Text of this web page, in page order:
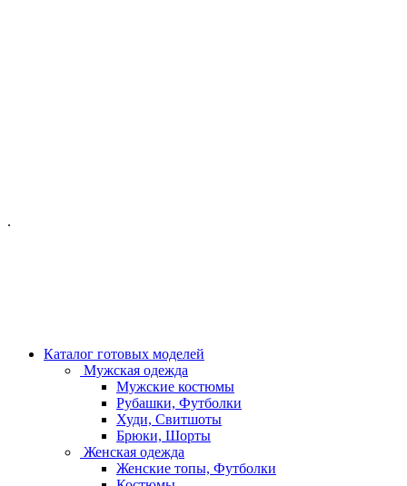
.
Каталог готовых моделей
Мужская одежда
Мужские костюмы
Рубашки, Футболки
Худи, Свитшоты
Брюки, Шорты
Женская одежда
Женские топы, Футболки